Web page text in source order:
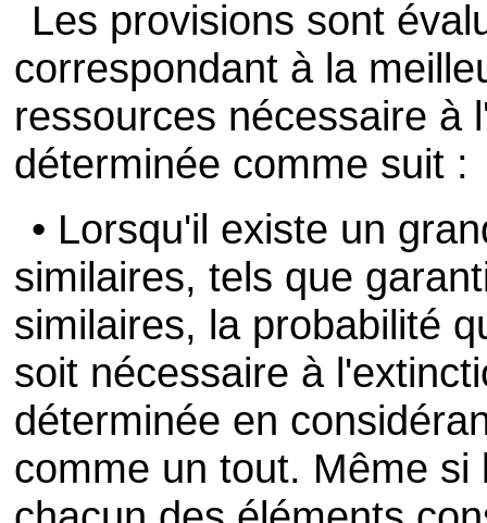
Les provisions sont
correspondant à la
ressources nécessaire à
déterminée comme suit :
• Lorsqu'il existe un
similaires, tels que
similaires, la probabilité
soit nécessaire à
déterminée en
comme un tout. Même